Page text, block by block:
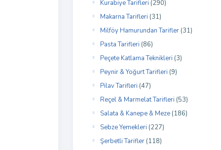
Kurabiye Tarifleri (290)
Makarna Tarifleri (31)
Milföy Hamurundan Tarifler (31)
Pasta Tarifleri (86)
Peçete Katlama Teknikleri (3)
Peynir & Yoğurt Tarifleri (9)
Pilav Tarifleri (47)
Reçel & Marmelat Tarifleri (53)
Salata & Kanepe & Meze (186)
Sebze Yemekleri (227)
Şerbetli Tarifler (118)